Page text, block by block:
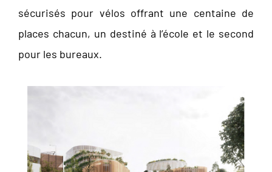
sécurisés pour vélos offrant une centaine de
places chacun, un destiné à l’école et le second
pour les bureaux.